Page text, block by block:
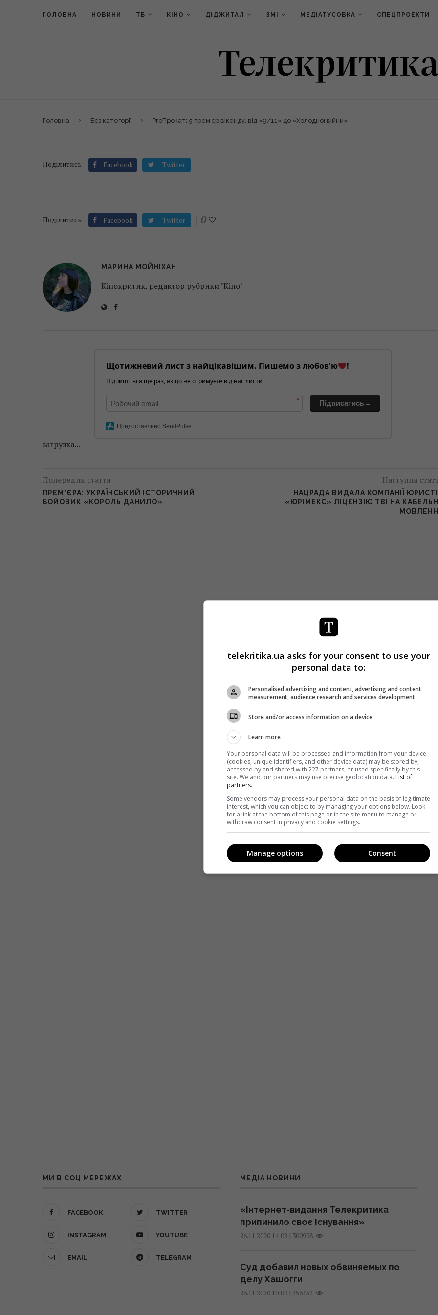
ГОЛОВНА НОВИНИ ТБ КІНО ДІДЖИТАЛ ЗМІ МЕДІАТУСОВКА СПЕЦПРОЕКТИ
Головна Без категорії ProПрокат: 5 прем’єр вікенду, від «9/11» до «Холодної війни»
Поділитись: Facebook Twitter
Поділитись: Facebook Twitter 0
МАРИНА МОЙНІХАН
Кінокритик, редактор рубрики "Кіно"
Щотижневий лист з найцікавішим. Пишемо з любов'ю !
Підпишіться ще раз, якщо не отримуєте від нас листи
* Підписатись→
Предоставлено SendPulse
загрузка...
Попередня стаття
ПРЕМ’ЄРА: УКРАЇНСЬКИЙ ІСТОРИЧНИЙ
БОЙОВИК «КОРОЛЬ ДАНИЛО»
Наступна
НАЦРАДА ВИДАЛА КОМПАНІЇ
«ЮРІМЕКС» ЛІЦЕНЗІЮ ТВІ НА
МИ В СОЦ МЕРЕЖАХ
FACEBOOK TWITTER
INSTAGRAM YOUTUBE
EMAIL TELEGRAM
МЕДІА НОВИНИ
«Інтернет-видання Телекритика
припинило своє існування»
26.11.2020 14:08 | 300908
Суд добавил новых обвиняемых по
делу Хашогги
26.11.2020 10:00| 256152
telekritika.ua asks for your consent to use your
personal data to:
Personalised advertising and content, advertising and content
measurement, audience research and services development
Store and/or access information on a device
Learn more
Your personal data will be processed and information from your device
(cookies, unique identifiers, and other device data) may be stored by,
accessed by and shared with 227 partners, or used specifically by this
site. We and our partners may use precise geolocation data. List of
partners.
Some vendors may process your personal data on the basis of legitimate
interest, which you can object to by managing your options below. Look
for a link at the bottom of this page or in the site menu to manage or
withdraw consent in privacy and cookie settings.
Consent
Manage options